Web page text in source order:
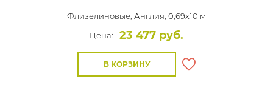
Флизелиновые, Англия, 0,69x10 м
Цена:
23 477 руб.
В КОРЗИНУ